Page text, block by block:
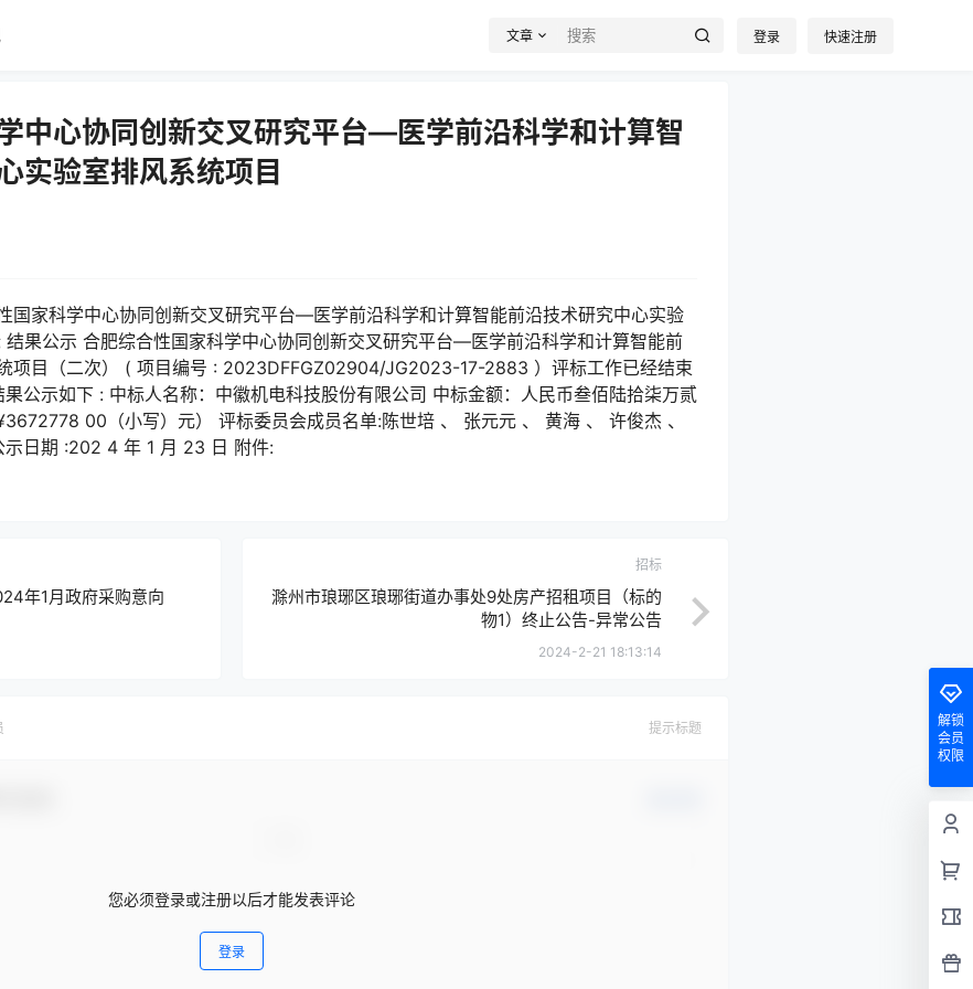
文章 登录 快速注册
中心协同创新交叉研究平台—医学前沿科学和计算智
实验室排风系统项目
家科学中心协同创新交叉研究平台—医学前沿科学和计算智能前沿技术研究中心实验
果公示 合肥综合性国家科学中心协同创新交叉研究平台—医学前沿科学和计算智能前
项目（二次） ( 项目编号 : 2023DFFGZ02904/JG2023-17-2883 ）评标工作已经结束
公示如下 : 中标人名称：中徽机电科技股份有限公司 中标金额：人民币叁佰陆拾柒万贰
00（小写）元） 评标委员会成员名单:陈世培 、 张元元 、 黄海 、 许俊杰 、
日期 :202 4 年 1 月 23 日 附件:
年1月政府采购意向
招标
滁州市琅琊区琅琊街道办事处9处房产招租项目（标的
物1）终止公告-异常公告
2024-2-21 18:13:14
提示标题
您必须登录或注册以后才能发表评论
登录
解锁
会员
权限